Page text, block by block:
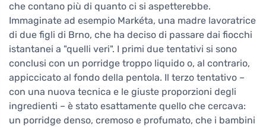
che contano più di quanto ci si aspetterebbe.
Immaginate ad esempio Markéta, una madre lavoratrice
di due figli di Brno, che ha deciso di passare dai fiocchi
istantanei a "quelli veri". I primi due tentativi si sono
conclusi con un porridge troppo liquido o, al contrario,
appiccicato al fondo della pentola. Il terzo tentativo –
con una nuova tecnica e le giuste proporzioni degli
ingredienti – è stato esattamente quello che cercava:
un porridge denso, cremoso e profumato, che i bambini